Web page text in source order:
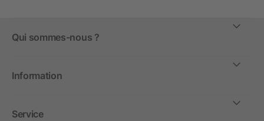
Qui sommes-nous ?
Information
Service